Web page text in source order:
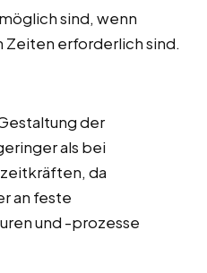
sind, wenn
Zeiten erforderlich sind.
der
als bei
da
an feste
und -prozesse